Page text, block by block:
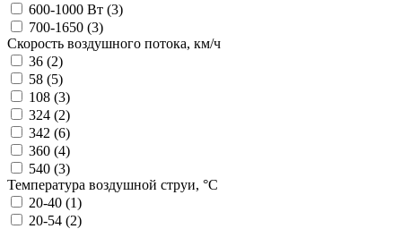
600-1000 Вт (3)
700-1650 (3)
Скорость воздушного потока, км/ч
36 (2)
58 (5)
108 (3)
324 (2)
342 (6)
360 (4)
540 (3)
Температура воздушной струи, °С
20-40 (1)
20-54 (2)